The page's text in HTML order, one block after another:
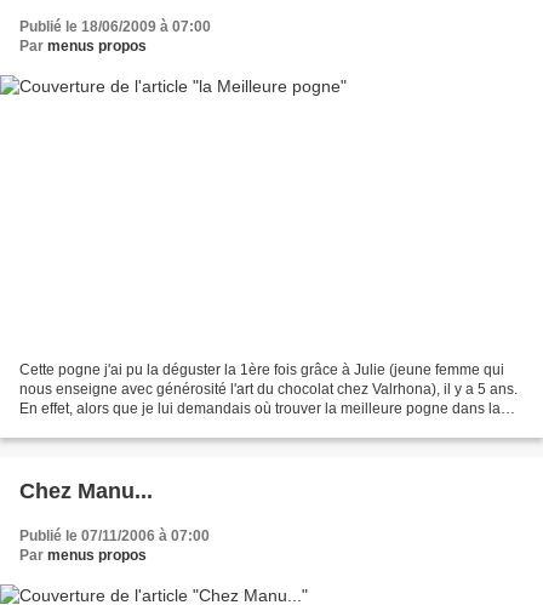
Publié le 18/06/2009 à 07:00
Par menus propos
Cette pogne j'ai pu la déguster la 1ère fois grâce à Julie (jeune femme qui
nous enseigne avec générosité l'art du chocolat chez Valrhona), il y a 5 ans.
En effet, alors que je lui demandais où trouver la meilleure pogne dans la
Chez Manu...
Publié le 07/11/2006 à 07:00
Par menus propos